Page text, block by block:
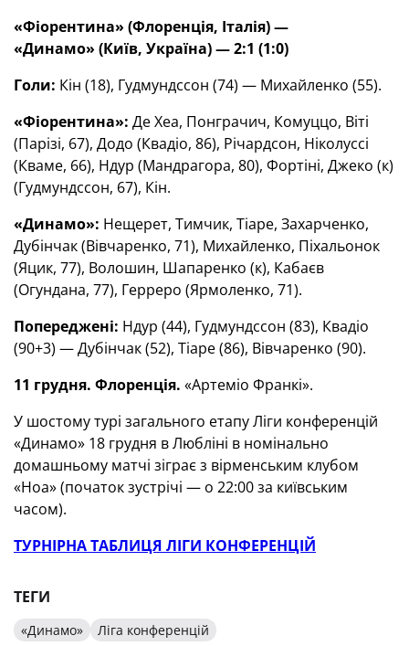
«Фіорентина» (Флоренція, Італія) —
«Динамо» (Київ, Україна) — 2:1 (1:0)
Голи: Кін (18), Гудмундссон (74) — Михайленко (55).
«Фіорентина»: Де Хеа, Понграчич, Комуццо, Віті
(Парізі, 67), Додо (Квадіо, 86), Річардсон, Ніколуссі
(Кваме, 66), Ндур (Мандрагора, 80), Фортіні, Джеко (к)
(Гудмундссон, 67), Кін.
«Динамо»: Нещерет, Тимчик, Тіаре, Захарченко,
Дубінчак (Вівчаренко, 71), Михайленко, Піхальонок
(Яцик, 77), Волошин, Шапаренко (к), Кабаєв
(Огундана, 77), Герреро (Ярмоленко, 71).
Попереджені: Ндур (44), Гудмундссон (83), Квадіо
(90+3) — Дубінчак (52), Тіаре (86), Вівчаренко (90).
11 грудня. Флоренція. «Артеміо Франкі».
У шостому турі загального етапу Ліги конференцій
«Динамо» 18 грудня в Любліні в номінально
домашньому матчі зіграє з вірменським клубом
«Ноа» (початок зустрічі — о 22:00 за київським
часом).
ТУРНІРНА ТАБЛИЦЯ ЛІГИ КОНФЕРЕНЦІЙ
ТЕГИ
«Динамо» Ліга конференцій